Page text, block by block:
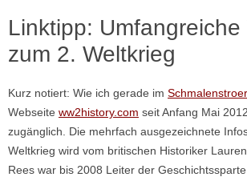
Linktipp: Umfangreiche
zum 2. Weltkrieg
Kurz notiert: Wie ich gerade im
Webseite ww2history.com seit Anfang Mai
zugänglich. Die mehrfach ausgezeichnete
Weltkrieg wird vom britischen Historiker
Rees war bis 2008 Leiter der